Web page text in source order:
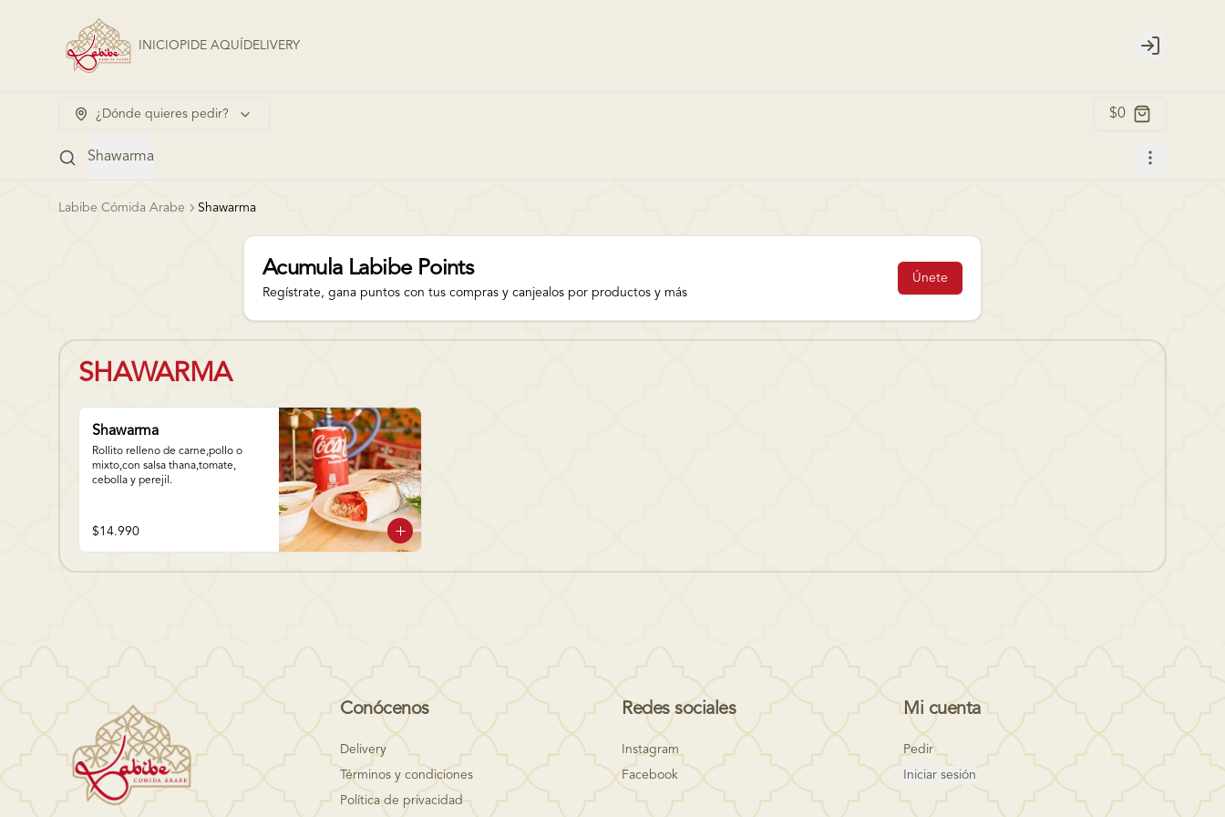
INICIO PIDE AQUÍ DELIVERY
Login
¿Dónde quieres pedir? $0
Shawarma
Labibe Cómida Arabe Shawarma
Acumula Labibe Points
Regístrate, gana puntos con tus compras y canjealos por productos y más
Únete
SHAWARMA
Shawarma
Rollito relleno de carne,pollo o
mixto,con salsa thana,tomate,
cebolla y perejil.
$14.990
Conócenos
Delivery
Términos y condiciones
Política de privacidad
Redes sociales
Instagram
Facebook
Mi cuenta
Pedir
Iniciar sesión